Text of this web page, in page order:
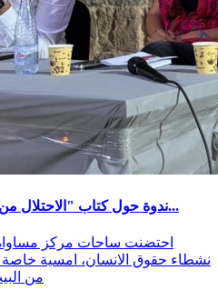
ندوة حول كتاب "الاحتلال من البيت" بمشاركة واسعة بمركز...
احتضنت ساحات مركز مساواة
نشطاء حقوق الانسان، امسية خاصة
من